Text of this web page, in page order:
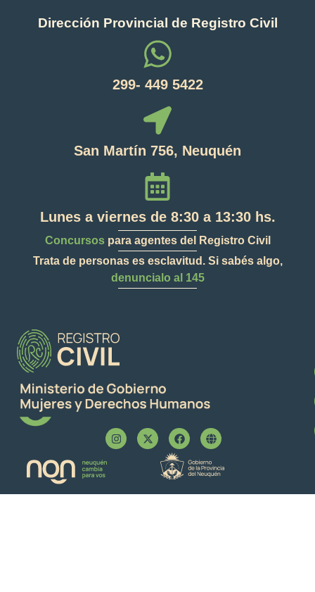
Dirección Provincial de Registro Civil
299- 449 5422
San Martín 756, Neuquén
Lunes a viernes de 8:30 a 13:30 hs.
Concursos para agentes del Registro Civil
Trata de personas es esclavitud. Si sabés algo,
denuncialo al 145